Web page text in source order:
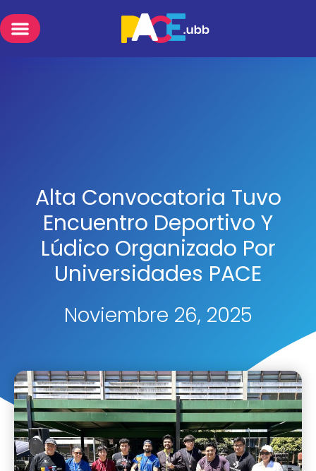
Alta Convocatoria Tuvo
Encuentro Deportivo Y
Lúdico Organizado Por
Universidades PACE
Noviembre 26, 2025